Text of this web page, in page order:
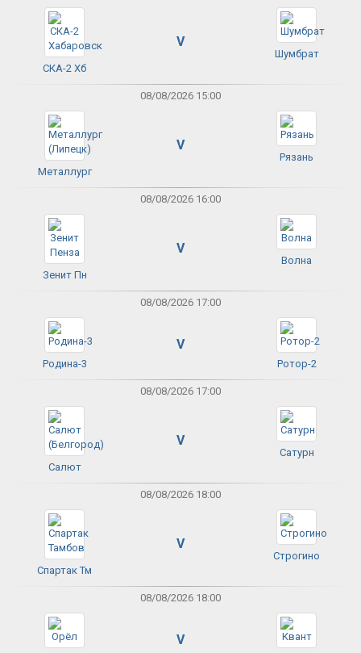
СКА-2 Хб
V
Шумбрат
08/08/2026 15:00
Металлург
V
Рязань
08/08/2026 16:00
Зенит Пн
V
Волна
08/08/2026 17:00
Родина-3
V
Ротор-2
08/08/2026 17:00
Салют
V
Сатурн
08/08/2026 18:00
Спартак Тм
V
Строгино
08/08/2026 18:00
V